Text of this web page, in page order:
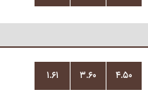
۱.۶۱ ۳.۶۰ ۴.۵۰